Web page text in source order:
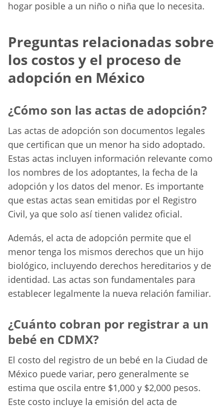
hogar posible a un niño o niña que lo necesita.
Preguntas relacionadas sobre
los costos y el proceso de
adopción en México
¿Cómo son las actas de adopción?
Las actas de adopción son documentos legales
que certifican que un menor ha sido adoptado.
Estas actas incluyen información relevante como
los nombres de los adoptantes, la fecha de la
adopción y los datos del menor. Es importante
que estas actas sean emitidas por el Registro
Civil, ya que solo así tienen validez oficial.
Además, el acta de adopción permite que el
menor tenga los mismos derechos que un hijo
biológico, incluyendo derechos hereditarios y de
identidad. Las actas son fundamentales para
establecer legalmente la nueva relación familiar.
¿Cuánto cobran por registrar a un
bebé en CDMX?
El costo del registro de un bebé en la Ciudad de
México puede variar, pero generalmente se
estima que oscila entre $1,000 y $2,000 pesos.
Este costo incluye la emisión del acta de